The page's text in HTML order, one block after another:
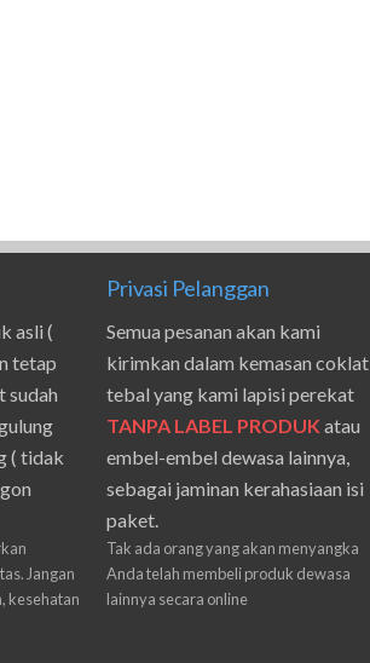
asli (
tetap
sudah
( tidak
Jangan
kesehatan
Privasi Pelanggan
Semua pesanan akan kami
kirimkan dalam kemasan coklat
tebal yang kami lapisi perekat
TANPA LABEL PRODUKatau
embel-embel dewasa lainnya,
sebagai jaminan kerahasiaan isi
paket.
Tak ada orang yang akan menyangka
Anda telah membeli produk dewasa
lainnya secara online